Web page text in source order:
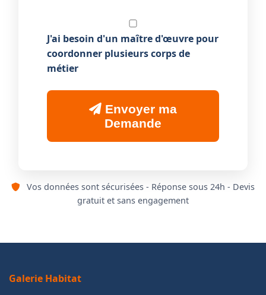
J'ai besoin d'un maître d'œuvre pour
coordonner plusieurs corps de
métier
Envoyer ma
Demande
Vos données sont sécurisées - Réponse sous 24h - Devis
gratuit et sans engagement
Galerie Habitat